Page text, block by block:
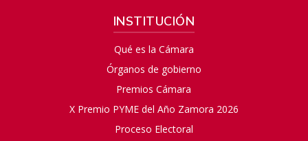
INSTITUCIÓN
Qué es la Cámara
Órganos de gobierno
Premios Cámara
X Premio PYME del Año Zamora 2026
Proceso Electoral